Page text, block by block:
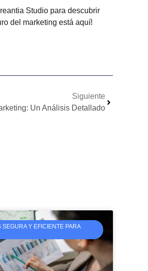
Studio para descubrir
del marketing está aquí!
Siguiente
Un Análisis Detallado
SEGURA Y EFICIENTE PARA